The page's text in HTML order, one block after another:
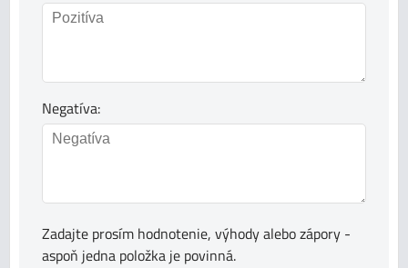
Negatíva:
Zadajte prosím hodnotenie, výhody alebo zápory -
aspoň jedna položka je povinná.